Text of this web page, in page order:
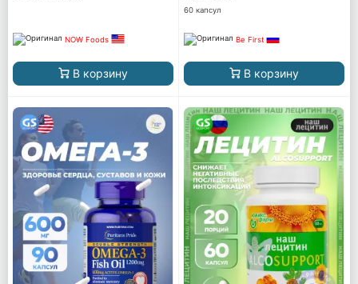
NOW Foods
В корзину
60 капсул
Be First
В корзину